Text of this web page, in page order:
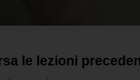
le lezioni